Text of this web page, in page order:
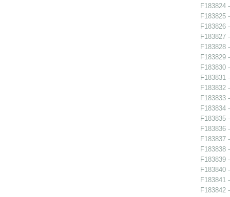
F183824
F183825
F183826
F183827
F183828
F183829
F183830
F183831
F183832
F183833
F183834
F183835
F183836
F183837
F183838
F183839
F183840
F183841
F183842